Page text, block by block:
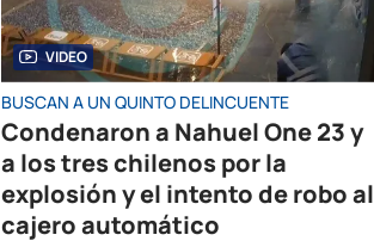
VIDEO
BUSCAN A UN QUINTO DELINCUENTE
Condenaron a Nahuel One 23 y
a los tres chilenos por la
explosión y el intento de robo al
cajero automático